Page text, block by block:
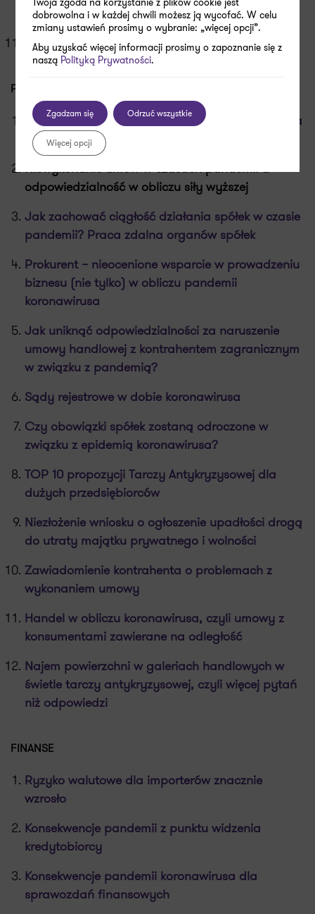
przepisów o WHT
Łatwiejszy dostęp do Tarczy Finansowej PFR
PRAWO
Pakiet osłonowy, czyli remedium na koronawirusa
dla przedsiębiorców?
Niewykonanie umów w czasach pandemii a
odpowiedzialność w obliczu siły wyższej
Jak zachować ciągłość działania spółek w czasie
pandemii? Praca zdalna organów spółek
Prokurent – nieocenione wsparcie w prowadzeniu
biznesu (nie tylko) w obliczu pandemii
koronawirusa
Jak uniknąć odpowiedzialności za naruszenie
umowy handlowej z kontrahentem zagranicznym
w związku z pandemią?
Sądy rejestrowe w dobie koronawirusa
Czy obowiązki spółek zostaną odroczone w
związku z epidemią koronawirusa?
TOP 10 propozycji Tarczy Antykryzysowej dla
dużych przedsiębiorców
Niezłożenie wniosku o ogłoszenie upadłości drogą
do utraty majątku prywatnego i wolności
Zawiadomienie kontrahenta o problemach z
wykonaniem umowy
Handel w obliczu koronawirusa, czyli umowy z
konsumentami zawierane na odległość
Najem powierzchni w galeriach handlowych w
świetle tarczy antykryzysowej, czyli więcej pytań
niż odpowiedzi
FINANSE
Ryzyko walutowe dla importerów znacznie
wzrosło
Konsekwencje pandemii z punktu widzenia
kredytobiorcy
Konsekwencje pandemii koronawirusa dla
sprawozdań finansowych
dobrowolna i w każdej chwili możesz ją wycofać. W celu
zmiany ustawień prosimy o wybranie: „więcej opcji”.
Aby uzyskać więcej informacji prosimy o zapoznanie się z
naszą Polityką Prywatności.
Zgadzam się Odrzuć wszystkie
Więcej opcji